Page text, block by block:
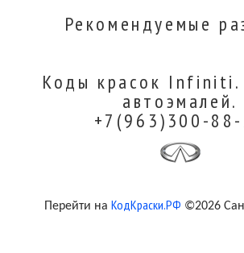
Рекомендуемые
Коды красок Infiniti.
автоэмалей.
+7(963)300-
Перейти на КодКраски.РФ ©2026